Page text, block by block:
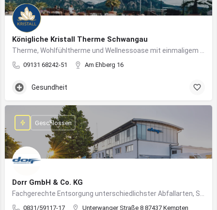
Königliche Kristall Therme Schwangau
09131 68242-51 Am Ehberg 16
Gesundheit
Dorr GmbH & Co. KG
0831/59117-17 Unterwanger Straße 8 87437 Kempten
Geschlossen